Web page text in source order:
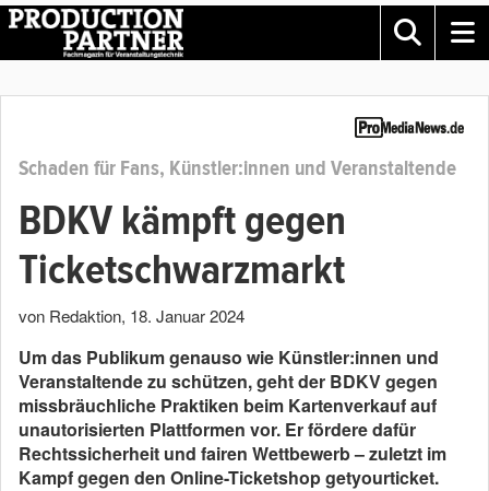
Schaden für Fans, Künstler:innen und Veranstaltende
BDKV kämpft gegen
Ticketschwarzmarkt
von Redaktion, 18. Januar 2024
Um das Publikum genauso wie Künstler:innen und
Veranstaltende zu schützen, geht der BDKV gegen
missbräuchliche Praktiken beim Kartenverkauf auf
unautorisierten Plattformen vor. Er fördere dafür
Rechtssicherheit und fairen Wettbewerb – zuletzt im
Kampf gegen den Online-Ticketshop getyourticket.